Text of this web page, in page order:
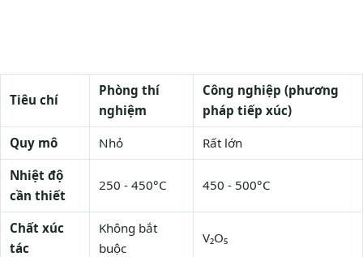
Tiêu chí
Phòng thí
nghiệm
Công nghiệp (phương
pháp tiếp xúc)
Quy mô
Nhỏ
Rất lớn
Nhiệt độ
cần thiết
250 - 450°C 450 - 500°C
Chất xúc
tác
Không bắt
buộc
V₂O₅